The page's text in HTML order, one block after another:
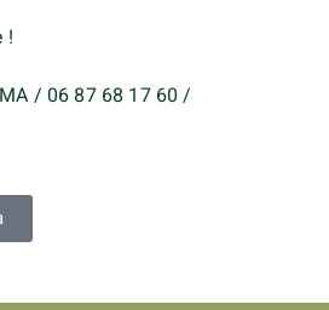
!
/ 06 87 68 17 60 /